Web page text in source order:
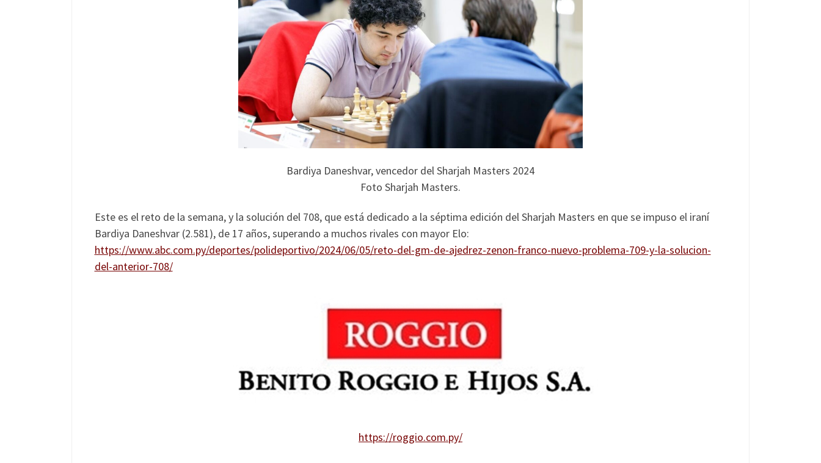
Bardiya Daneshvar, vencedor del Sharjah Masters 2024
Foto Sharjah Masters.
Este es el reto de la semana, y la solución del 708, que está dedicado a la séptima edición del Sharjah Masters en que se impuso el iraní
Bardiya Daneshvar (2.581), de 17 años, superando a muchos rivales con mayor Elo:
https://www.abc.com.py/deportes/polideportivo/2024/06/05/reto-del-gm-de-ajedrez-zenon-franco-nuevo-problema-709-y-la-solucion-
del-anterior-708/
https://roggio.com.py/